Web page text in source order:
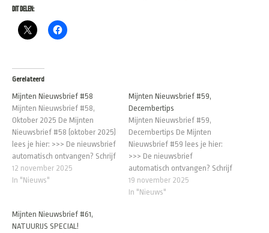
Dit delen:
Gerelateerd
Mijnten Nieuwsbrief #58
Mijnten Nieuwsbrief #58,
Oktober 2025 De Mijnten
Nieuwsbrief #58 (oktober 2025)
lees je hier: >>> De nieuwsbrief
automatisch ontvangen? Schrijf
je in: >>>
12 november 2025
In "Nieuws"
Mijnten Nieuwsbrief #59,
Decembertips
Mijnten Nieuwsbrief #59,
Decembertips De Mijnten
Nieuwsbrief #59 lees je hier:
>>> De nieuwsbrief
automatisch ontvangen? Schrijf
je in: >>>
19 november 2025
In "Nieuws"
Mijnten Nieuwsbrief #61,
NATUURIJS SPECIAL!